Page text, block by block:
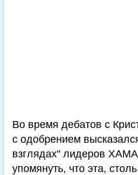
Во время дебатов с
с одобрением
взглядах" лидеров
упомянуть, что эта,